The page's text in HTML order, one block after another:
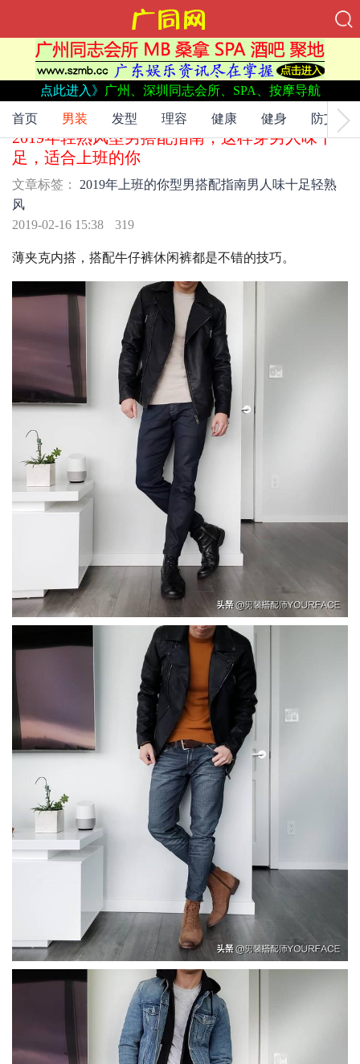
点此进入》 广州、深圳同志会所、SPA、按摩导航
首页 男装 发型 理容 健康 健身 防艾
文章标签：2019年上班的你型男搭配指南男人味十足轻熟
风
2019年轻熟风型男搭配指南，这样穿男人味十
足，适合上班的你
文章标签： 2019年 上班的你型男搭配指南男人味十足轻熟
风
2019-02-16 15:38
319
薄夹克内搭，搭配牛仔裤休闲裤都是不错的技巧。